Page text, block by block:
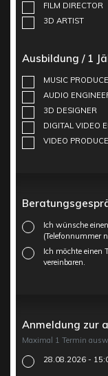
FILM DIRECTOR
3D ARTIST
Ausbildung / 1
MUSIC
AUDIO
3D DESIGNER
DIGITAL VIDEO
VIDEO
Ich wünsche
(Telefonnummer
Ich möchte einen
vereinbaren.
Anmeldung zur
Maximal 1 Termin
28.08.2026 -